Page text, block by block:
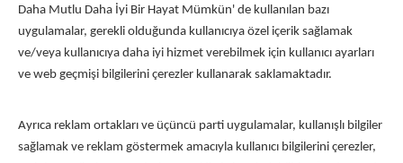
Daha Mutlu Daha İyi Bir Hayat Mümkün' de kullanılan bazı
uygulamalar, gerekli olduğunda kullanıcıya özel içerik sağlamak
ve/veya kullanıcıya daha iyi hizmet verebilmek için kullanıcı ayarları
ve web geçmişi bilgilerini çerezler kullanarak saklamaktadır.
Ayrıca reklam ortakları ve üçüncü parti uygulamalar, kullanışlı bilgiler
sağlamak ve reklam göstermek amacıyla kullanıcı bilgilerini çerezler,